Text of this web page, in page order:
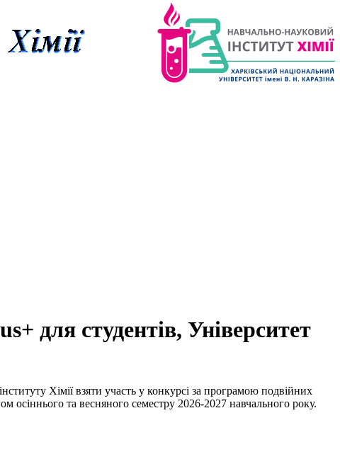
для студентів, Університет
Хімії взяти участь у конкурсі за програмою подвійних
осіннього та весняного семестру 2026-2027 навчального року.